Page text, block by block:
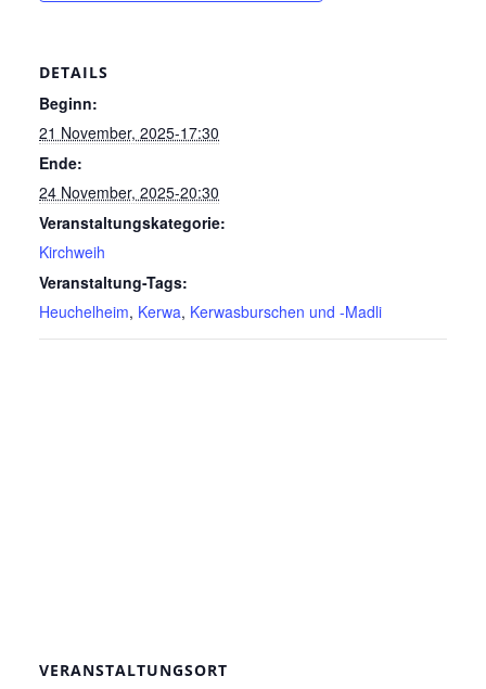
DETAILS
Beginn:
21 November, 2025-17:30
Ende:
24 November, 2025-20:30
Veranstaltungskategorie:
Kirchweih
Veranstaltung-Tags:
Heuchelheim, Kerwa, Kerwasburschen und -Madli
VERANSTALTUNGSORT